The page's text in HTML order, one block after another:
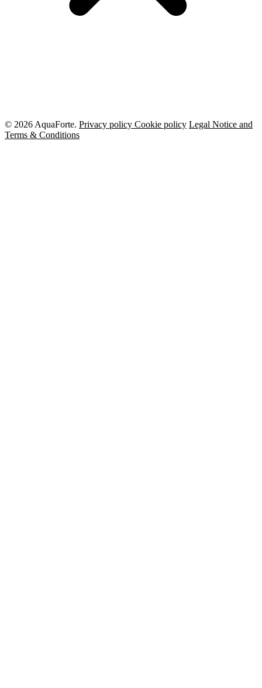
© 2026 AquaForte. Privacy policy Cookie policy Legal Notice and
Terms & Conditions